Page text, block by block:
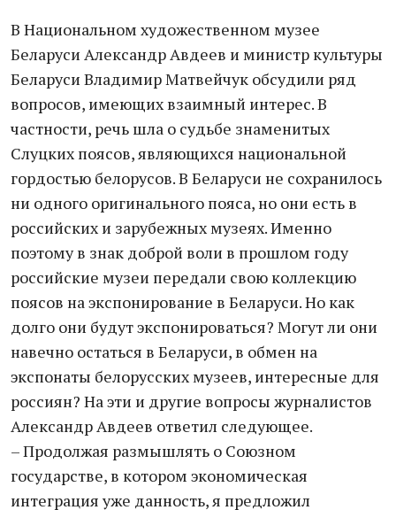
В Национальном художественном музее
Беларуси Александр Авдеев и министр культуры
Беларуси Владимир Матвейчук обсудили ряд
вопросов, имеющих взаимный интерес. В
частности, речь шла о судьбе знаменитых
Слуцких поясов, являющихся национальной
гордостью белорусов. В Беларуси не сохранилось
ни одного оригинального пояса, но они есть в
российских и зарубежных музеях. Именно
поэтому в знак доброй воли в прошлом году
российские музеи передали свою коллекцию
поясов на экспонирование в Беларуси. Но как
долго они будут экспонироваться? Могут ли они
навечно остаться в Беларуси, в обмен на
экспонаты белорусских музеев, интересные для
россиян? На эти и другие вопросы журналистов
Александр Авдеев ответил следующее.
– Продолжая размышлять о Союзном
государстве, в котором экономическая
интеграция уже данность, я предложил